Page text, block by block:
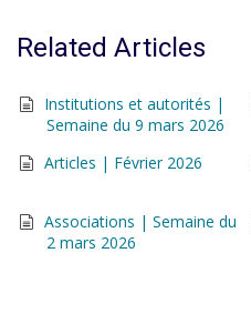
Related Articles
Institutions et autorités |
Semaine du 9 mars 2026
Articles | Février 2026
Associations | Semaine du
2 mars 2026